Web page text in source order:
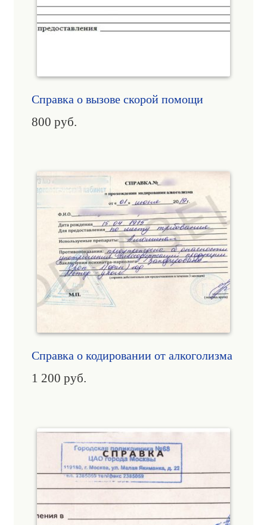
Справка о вызове скорой помощи
800 руб.
Справка о кодировании от алкоголизма
1 200 руб.